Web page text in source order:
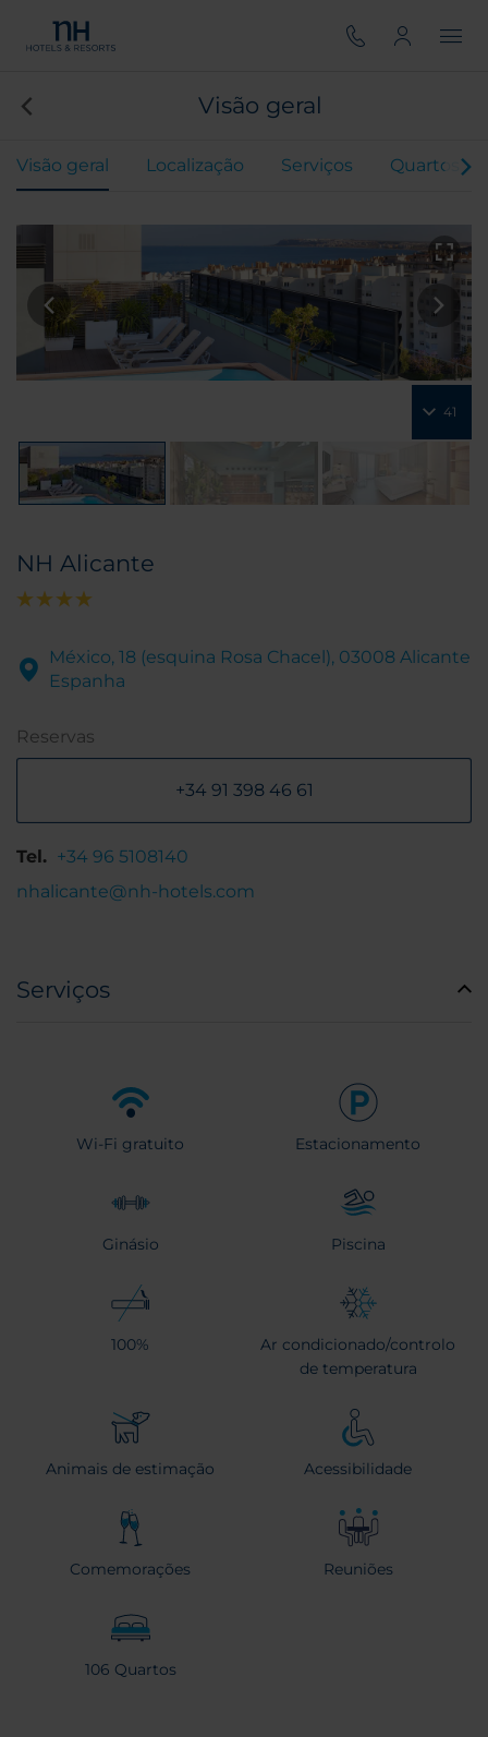
Visão geral
Visão geral Localização Serviços Quartos
41
NH Alicante
México, 18 (esquina Rosa Chacel), 03008 Alicante
Espanha
Reservas
+34 91 398 46 61
Tel. +34 96 5108140
nhalicante@nh-hotels.com
Serviços
Wi-Fi gratuito Estacionamento
Ginásio Piscina
100%
Ar condicionado/controlo
de temperatura
Animais de estimação Acessibilidade
Comemorações Reuniões
106 Quartos